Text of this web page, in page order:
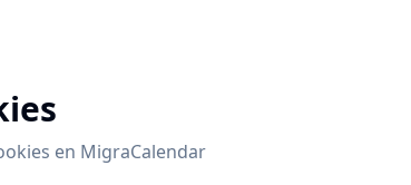
en MigraCalendar